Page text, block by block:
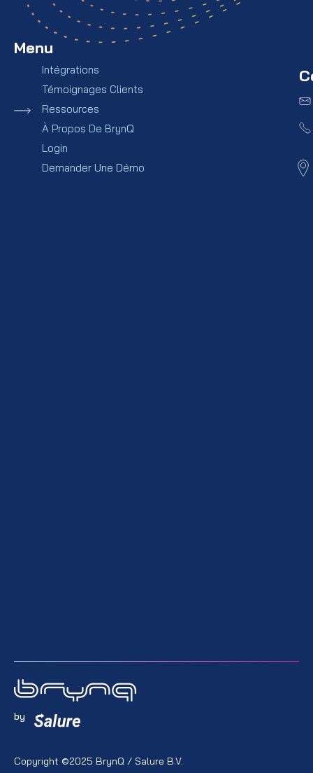
Menu
Intégrations
Témoignages Clients
Ressources
À Propos De BrynQ
Login
Demander Une Démo
Copyright ©2025 BrynQ / Salure B.V.
by